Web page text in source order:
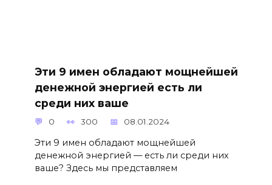
Эти 9 имен обладают мощнейшей
денежной энергией есть ли
среди них ваше
0 300 08.01.2024
Эти 9 имен обладают мощнейшей
денежной энергией — есть ли среди них
ваше? Здесь мы представляем